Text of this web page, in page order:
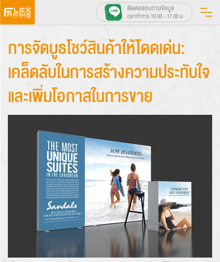
Skip
to
ติดต่อสอบถามข้อมูล
เวลาทำการ 10.00 - 17.00 น.
การจัดบูธโชว์สินค้าให้โดดเด่น:
เคล็ดลับในการสร้างความประทับใจ
และเพิ่มโอกาสในการขาย